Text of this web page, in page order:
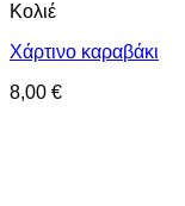
Κολιέ
Χάρτινο καραβάκι
8,00 €